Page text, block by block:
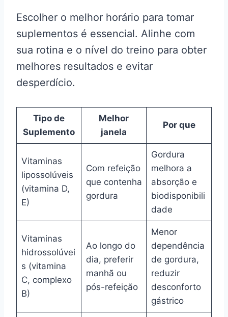
Escolher o melhor horário para tomar
suplementos é essencial. Alinhe com
sua rotina e o nível do treino para obter
melhores resultados e evitar
desperdício.
Tipo de
Suplemento
Melhor
janela
Por que
Vitaminas
lipossolúveis
(vitamina D,
E)
Com refeição
que contenha
gordura
Gordura
melhora a
absorção e
biodisponibili
dade
Vitaminas
hidrossolúvei
s (vitamina
C, complexo
B)
Ao longo do
dia, preferir
manhã ou
pós-refeição
Menor
dependência
de gordura,
reduzir
desconforto
gástrico